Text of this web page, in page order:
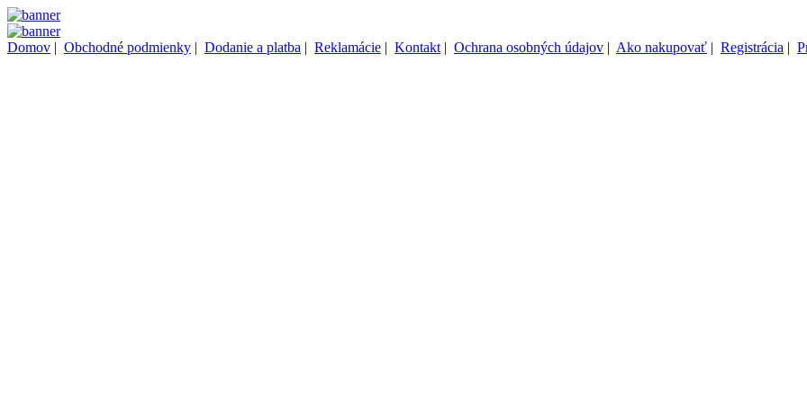
Domov | Obchodné podmienky | Dodanie a platba | Reklamácie | Kontakt | Ochrana osobných údajov | Ako nakupovať | Registrácia |